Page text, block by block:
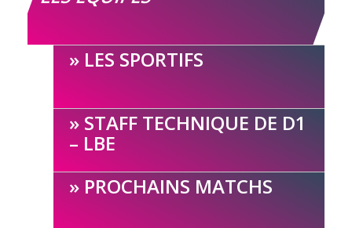
LES SPORTIFS
STAFF TECHNIQUE DE D1
– LBE
PROCHAINS MATCHS